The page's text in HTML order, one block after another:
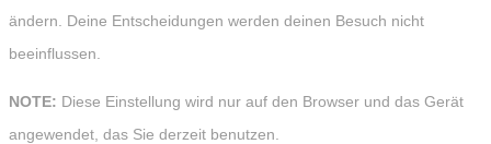
ändern. Deine Entscheidungen werden deinen Besuch nicht
beeinflussen.
NOTE: Diese Einstellung wird nur auf den Browser und das Gerät
angewendet, das Sie derzeit benutzen.